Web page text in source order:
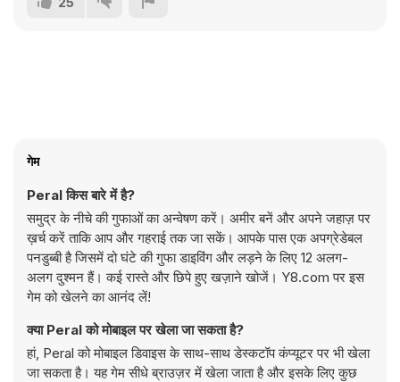
गेम
Peral किस बारे में है?
समुद्र के नीचे की गुफाओं का अन्वेषण करें। अमीर बनें और अपने जहाज़ पर
ख़र्च करें ताकि आप और गहराई तक जा सकें। आपके पास एक अपग्रेडेबल
पनडुब्बी है जिसमें दो घंटे की गुफा डाइविंग और लड़ने के लिए 12 अलग-
अलग दुश्मन हैं। कई रास्ते और छिपे हुए खज़ाने खोजें। Y8.com पर इस
गेम को खेलने का आनंद लें!
क्या Peral को मोबाइल पर खेला जा सकता है?
हां, Peral को मोबाइल डिवाइस के साथ-साथ डेस्कटॉप कंप्यूटर पर भी खेला
जा सकता है। यह गेम सीधे ब्राउज़र में खेला जाता है और इसके लिए कुछ